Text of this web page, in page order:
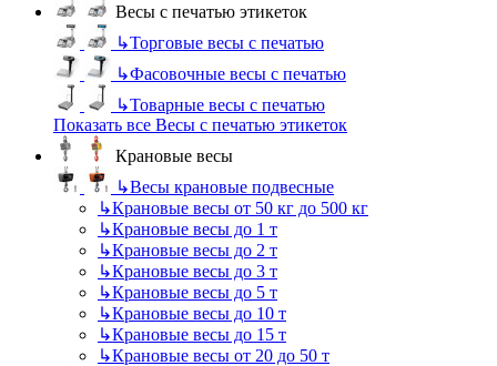
Весы с печатью этикеток
↳Торговые весы с печатью
↳Фасовочные весы с печатью
↳Товарные весы с печатью
Показать все Весы с печатью этикеток
Крановые весы
↳Весы крановые подвесные
↳Крановые весы от 50 кг до 500 кг
↳Крановые весы до 1 т
↳Крановые весы до 2 т
↳Крановые весы до 3 т
↳Крановые весы до 5 т
↳Крановые весы до 10 т
↳Крановые весы до 15 т
↳Крановые весы от 20 до 50 т